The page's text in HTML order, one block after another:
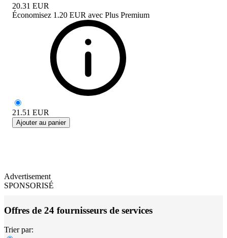
20.31 EUR
Économisez 1.20 EUR avec Plus Premium
21.51 EUR
Ajouter au panier
Advertisement
SPONSORISÉ
Offres de 24 fournisseurs de services
Trier par: